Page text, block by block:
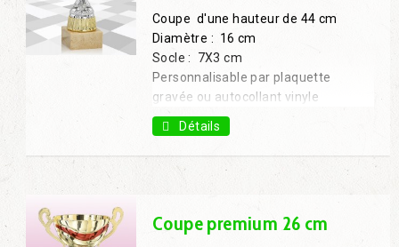
Coupe d'une hauteur de 44 cm
Diamètre : 16 cm
Socle : 7X3 cm
Personnalisable par plaquette
gravée ou autocollant vinyle
Coupe 28 cm: 7,50€ H.T.
Coupe 34 cm: 9,10€ H.T.
Coupe 38 cm: 11,80€ H.T.
Détails
Coupe premium 26 cm